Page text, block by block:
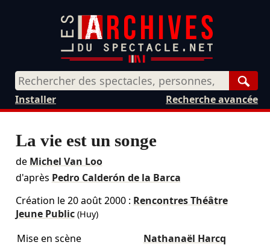
Recherche avancée
Installer
La vie est un songe
de Michel Van Loo
d'après Pedro Calderón de la Barca
Création le20 août 2000: Rencontres Théâtre
Jeune Public(Huy)
Mise en scène
Nathanaël Harcq